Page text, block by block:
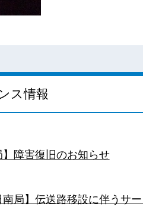
ス情報
障害復旧のお知らせ
局】伝送路移設に伴うサ